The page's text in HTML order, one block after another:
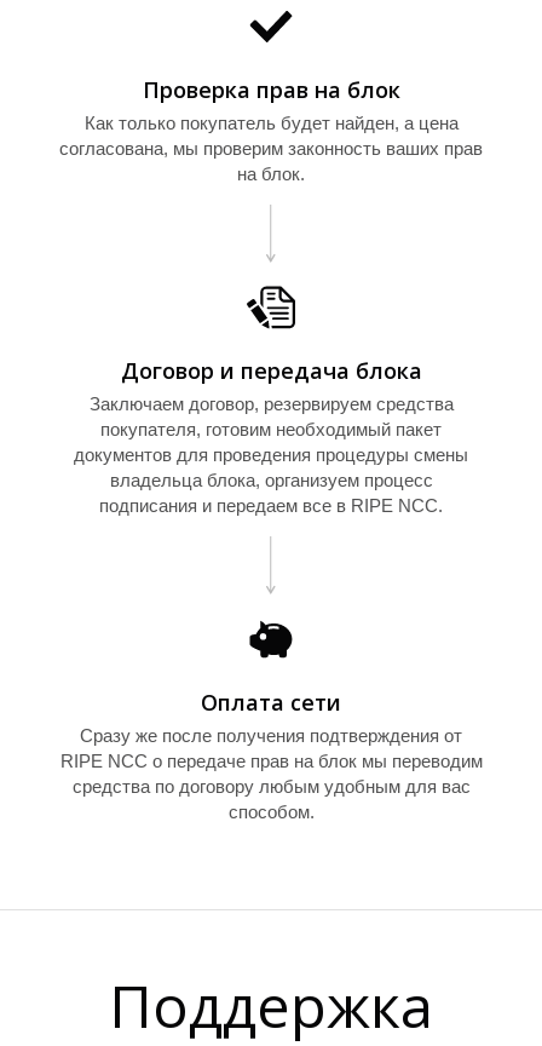
И
Е
Проверка прав на блок
Как только покупатель будет найден, а цена
согласована, мы проверим законность ваших прав
на блок.
Договор и передача блока
Заключаем договор, резервируем средства
покупателя, готовим необходимый пакет
документов для проведения процедуры смены
владельца блока, организуем процесс
подписания и передаем все в RIPE NCC.
Оплата сети
Сразу же после получения подтверждения от
RIPE NCC о передаче прав на блок мы переводим
средства по договору любым удобным для вас
способом.
Поддержка